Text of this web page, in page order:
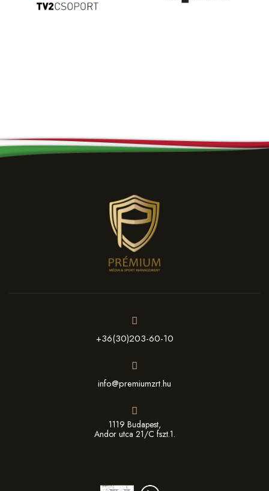
+36(30)203-60-10
info@premiumzrt.hu
1119 Budapest,
Andor utca 21/C fszt.1.